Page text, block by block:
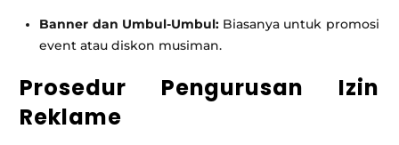
Banner dan Umbul-Umbul:Biasanya untuk promosi
event atau diskon musiman.
Prosedur Pengurusan Izin
Reklame